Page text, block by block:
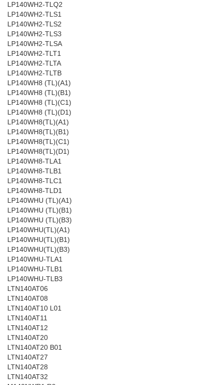
LP140WH2-TLQ2
LP140WH2-TLS1
LP140WH2-TLS2
LP140WH2-TLS3
LP140WH2-TLSA
LP140WH2-TLT1
LP140WH2-TLTA
LP140WH2-TLTB
LP140WH8 (TL)(A1)
LP140WH8 (TL)(B1)
LP140WH8 (TL)(C1)
LP140WH8 (TL)(D1)
LP140WH8(TL)(A1)
LP140WH8(TL)(B1)
LP140WH8(TL)(C1)
LP140WH8(TL)(D1)
LP140WH8-TLA1
LP140WH8-TLB1
LP140WH8-TLC1
LP140WH8-TLD1
LP140WHU (TL)(A1)
LP140WHU (TL)(B1)
LP140WHU (TL)(B3)
LP140WHU(TL)(A1)
LP140WHU(TL)(B1)
LP140WHU(TL)(B3)
LP140WHU-TLA1
LP140WHU-TLB1
LP140WHU-TLB3
LTN140AT06
LTN140AT08
LTN140AT10 L01
LTN140AT11
LTN140AT12
LTN140AT20
LTN140AT20 B01
LTN140AT27
LTN140AT28
LTN140AT32